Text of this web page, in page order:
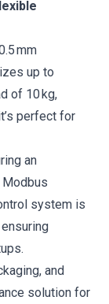
mm
up to
of 10 kg,
perfect for
an
Modbus
system is
and
solution for